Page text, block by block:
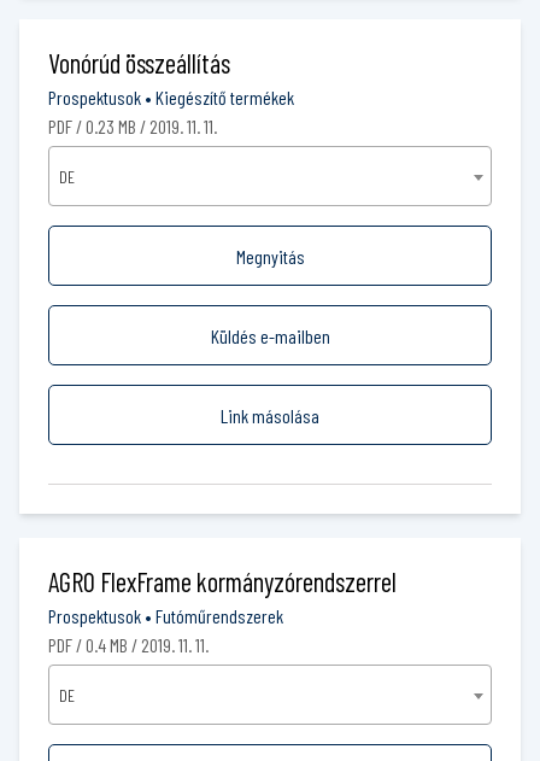
Vonórúd összeállítás
Prospektusok • Kiegészítő termékek
PDF / 0.23 MB / 2019. 11. 11.
DE
Megnyitás
Küldés e-mailben
Link másolása
AGRO FlexFrame kormányzórendszerrel
Prospektusok • Futóműrendszerek
PDF / 0.4 MB / 2019. 11. 11.
DE